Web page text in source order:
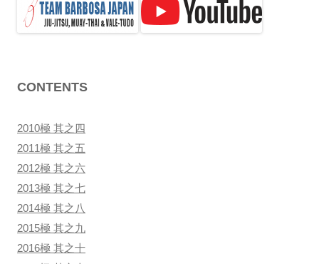
CONTENTS
2010極 其之四
2011極 其之五
2012極 其之六
2013極 其之七
2014極 其之八
2015極 其之九
2016極 其之十